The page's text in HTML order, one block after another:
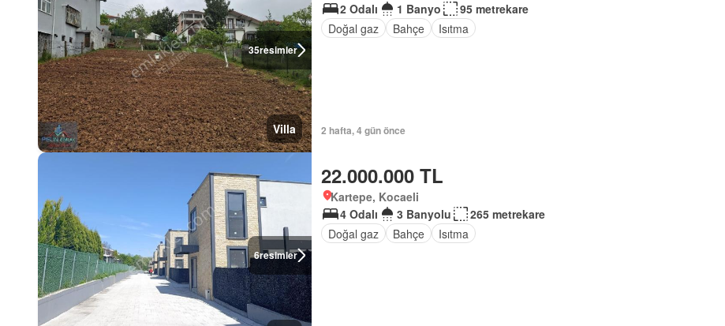
35resimler
Villa
2 Odalı
1 Banyo
95 metrekare
Doğal gaz
Bahçe Isıtma
2 hafta, 4 gün önce
6resimler
22.000.000 TL
Kartepe, Kocaeli
4 Odalı
3 Banyolu
265 metrekare
Doğal gaz
Bahçe Isıtma